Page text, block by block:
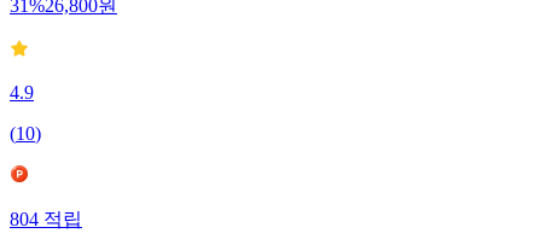
31%26,800원
4.9
(10)
804적립